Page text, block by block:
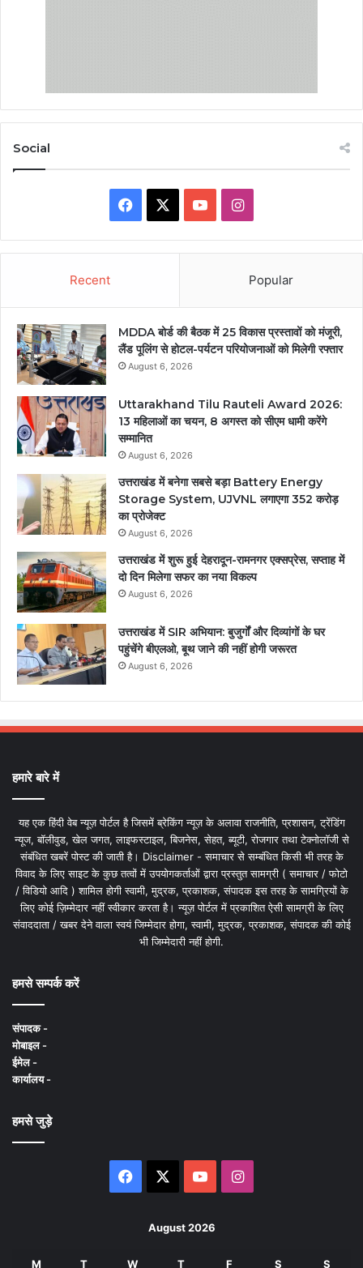
Social
Facebook YouTubeInstagram
Recent Popular
MDDA बोर्ड की बैठक में 25 विकास प्रस्तावों को मंजूरी,
लैंड पूलिंग से होटल-पर्यटन परियोजनाओं को मिलेगी रफ्तार
August 6, 2026
Uttarakhand Tilu Rauteli Award 2026:
13 महिलाओं का चयन, 8 अगस्त को सीएम धामी करेंगे
सम्मानित
August 6, 2026
उत्तराखंड में बनेगा सबसे बड़ा Battery Energy
Storage System, UJVNL लगाएगा 352 करोड़
का प्रोजेक्ट
August 6, 2026
उत्तराखंड में शुरू हुई देहरादून-रामनगर एक्सप्रेस, सप्ताह में
दो दिन मिलेगा सफर का नया विकल्प
August 6, 2026
उत्तराखंड में SIR अभियान: बुजुर्गों और दिव्यांगों के घर
पहुंचेंगे बीएलओ, बूथ जाने की नहीं होगी जरूरत
August 6, 2026
हमारे बारे में
यह एक हिंदी वेब न्यूज़ पोर्टल है जिसमें ब्रेकिंग न्यूज़ के अलावा राजनीति, प्रशासन, ट्रेंडिंग
न्यूज, बॉलीवुड, खेल जगत, लाइफस्टाइल, बिजनेस, सेहत, ब्यूटी, रोजगार तथा टेक्नोलॉजी से
संबंधित खबरें पोस्ट की जाती है। Disclaimer - समाचार से सम्बंधित किसी भी तरह के
विवाद के लिए साइट के कुछ तत्वों में उपयोगकर्ताओं द्वारा प्रस्तुत सामग्री ( समाचार / फोटो
/ विडियो आदि ) शामिल होगी स्वामी, मुद्रक, प्रकाशक, संपादक इस तरह के सामग्रियों के
लिए कोई ज़िम्मेदार नहीं स्वीकार करता है। न्यूज़ पोर्टल में प्रकाशित ऐसी सामग्री के लिए
संवाददाता / खबर देने वाला स्वयं जिम्मेदार होगा, स्वामी, मुद्रक, प्रकाशक, संपादक की कोई
भी जिम्मेदारी नहीं होगी.
हमसे सम्पर्क करें
संपादक -
मोबाइल -
ईमेल -
कार्यालय -
हमसे जुड़े
Facebook YouTubeInstagram
August 2026
M T W T F S S